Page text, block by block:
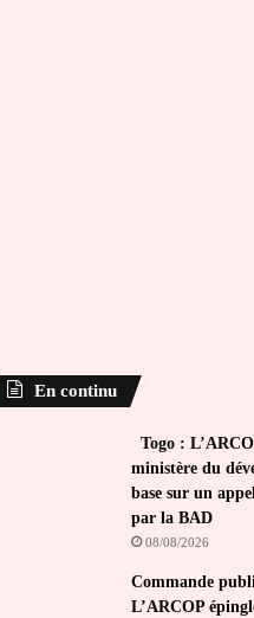
En continu
Togo :
ministère du
base sur un
par la BAD
08/08/2026
Commande
L’ARCOP